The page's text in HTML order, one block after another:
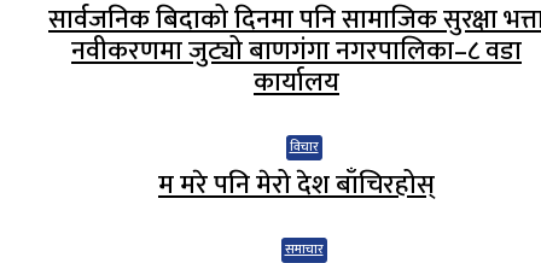
सार्वजनिक बिदाको दिनमा पनि सामाजिक सुरक्षा
नवीकरणमा जुट्यो बाणगंगा नगरपालिका–८ वडा
कार्यालय
विचार
म मरे पनि मेरो देश बाँचिरहोस्
समाचार